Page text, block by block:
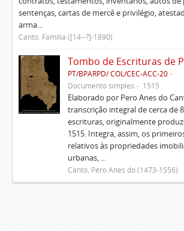
sentenças, cartas de mercê e privilégio,
arma...
Canto. Família ([14--?]-1890)
PT/BPARPD/ COL/CEC-ACC-20
Documento simples
1515
Elaborado por Pero Anes do
transcrição integral de cerca de
escrituras, originalmente
1515. Integra, assim, os
relativos às propriedades
urbanas, ...
Canto, Pero Anes do (1473-1556)